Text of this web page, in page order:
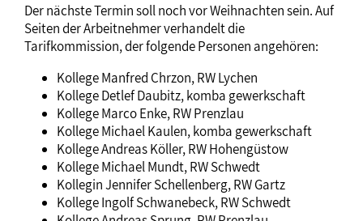
Der nächste Termin soll noch vor Weihnachten sein. Auf
Seiten der Arbeitnehmer verhandelt die
Tarifkommission, der folgende Personen angehören:
Kollege Manfred Chrzon, RW Lychen
Kollege Detlef Daubitz, komba gewerkschaft
Kollege Marco Enke, RW Prenzlau
Kollege Michael Kaulen, komba gewerkschaft
Kollege Andreas Köller, RW Hohengüstow
Kollege Michael Mundt, RW Schwedt
Kollegin Jennifer Schellenberg, RW Gartz
Kollege Ingolf Schwanebeck, RW Schwedt